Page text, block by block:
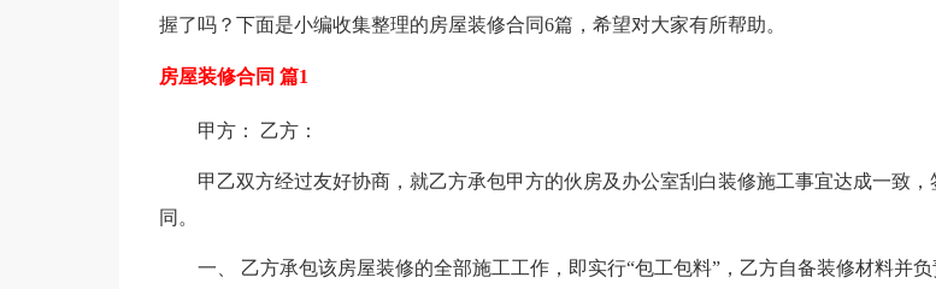
握了吗？下面是小编收集整理的房屋装修合同6篇，希望对大家有所帮助。
房屋装修合同 篇1
甲方： 乙方：
甲乙双方经过友好协商，就乙方承包甲方的伙房及办公室刮白装修施工事宜达成一致，
同。
一、 乙方承包该房屋装修的全部施工工作，即实行“包工包料”，乙方自备装修材料并负